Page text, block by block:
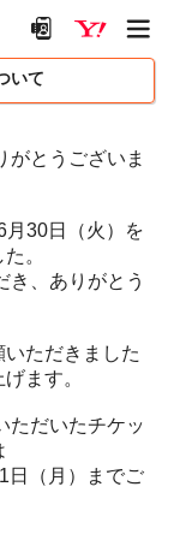
いて
がとうございま
月30日（火）を
。
き、ありがとう
ただきました
ます。
ただいたチケッ
日（月）までご